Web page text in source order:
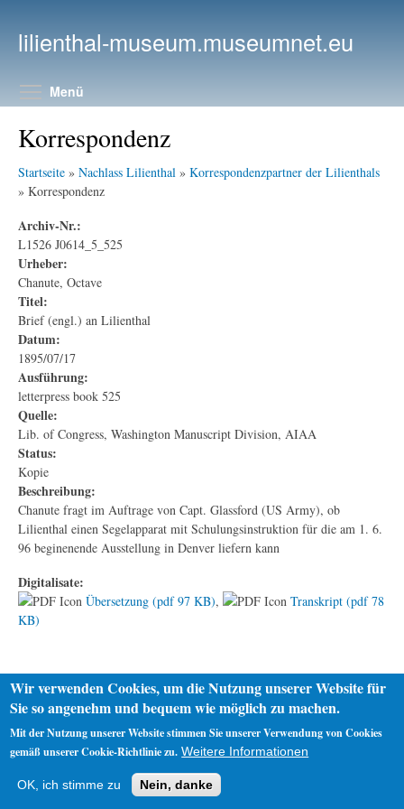
lilienthal-museum.museumnet.eu
Menü
Korrespondenz
Startseite » Nachlass Lilienthal » Korrespondenzpartner der Lilienthals
» Korrespondenz
Archiv-Nr.:
L1526 J0614_5_525
Urheber:
Chanute, Octave
Titel:
Brief (engl.) an Lilienthal
Datum:
1895/07/17
Ausführung:
letterpress book 525
Quelle:
Lib. of Congress, Washington Manuscript Division, AIAA
Status:
Kopie
Beschreibung:
Chanute fragt im Auftrage von Capt. Glassford (US Army), ob
Lilienthal einen Segelapparat mit Schulungsinstruktion für die am 1. 6.
96 beginenende Ausstellung in Denver liefern kann
Digitalisate:
Übersetzung (pdf 97 KB),
Transkript (pdf 78
KB)
Impressum
Wir verwenden Cookies, um die Nutzung unserer Website für
Sie so angenehm und bequem wie möglich zu machen.
Mit der Nutzung unserer Website stimmen Sie unserer Verwendung von Cookies
gemäß unserer Cookie-Richtlinie zu. Weitere Informationen
OK, ich stimme zu Nein, danke